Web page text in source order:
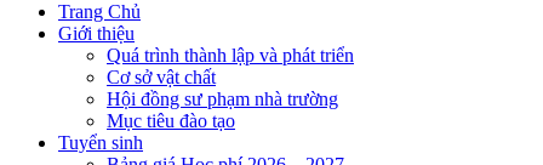
Trang Chủ
Giới thiệu
Quá trình thành lập và phát triển
Cơ sở vật chất
Hội đồng sư phạm nhà trường
Mục tiêu đào tạo
Tuyển sinh